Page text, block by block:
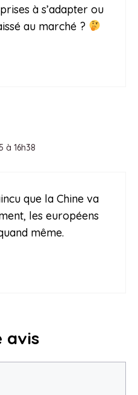
à s’adapter ou
au marché ?
à 16h38
que la Chine va
les européens
même.
avis